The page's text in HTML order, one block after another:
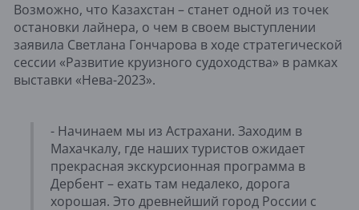
Возможно, что Казахстан – станет одной из точек
остановки лайнера, о чем в своем выступлении
заявила Светлана Гончарова в ходе стратегической
сессии «Развитие круизного судоходства» в рамках
выставки «Нева-2023».
- Начинаем мы из Астрахани. Заходим в
Махачкалу, где наших туристов ожидает
прекрасная экскурсионная программа в
Дербент – ехать там недалеко, дорога
хорошая. Это древнейший город России с